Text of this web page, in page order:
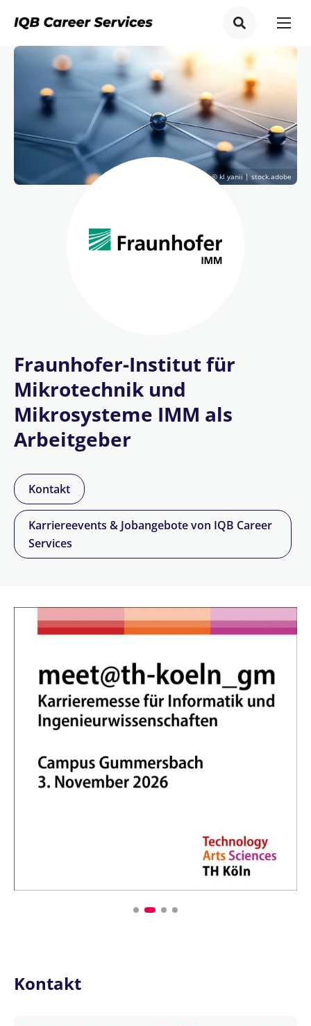
© kl yanii | stock.adobe
Fraunhofer-Institut für
Mikrotechnik und
Mikrosysteme IMM als
Arbeitgeber
Kontakt
Karriereevents & Jobangebote von IQB Career
Services
Kontakt